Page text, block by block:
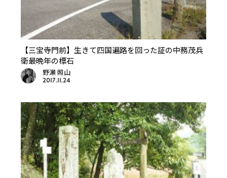
【三宝寺門前】生きて四国遍路を回った証の中務茂兵
衛最晩年の標石
野瀬 照山
2017.11.24